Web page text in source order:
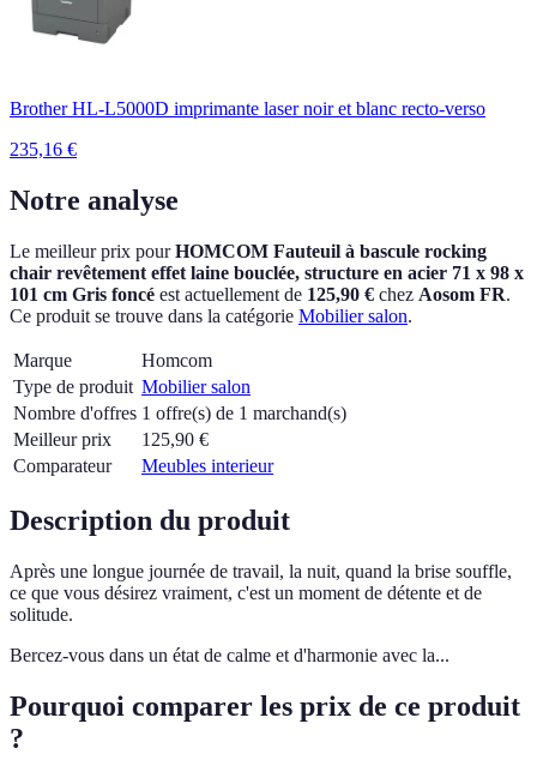
Brother HL-L5000D imprimante laser noir et blanc recto-verso
235,16 €
Notre analyse
Le meilleur prix pourHOMCOM Fauteuil à bascule rocking
chair revêtement effet laine bouclée, structure en acier 71 x 98 x
101 cm Gris foncé est actuellement de 125,90 € chez Aosom FR.
Ce produit se trouve dans la catégorie Mobilier salon.
Marque
Homcom
Type de produit Mobilier salon
Nombre d'offres 1 offre(s) de 1 marchand(s)
Meilleur prix
125,90 €
Comparateur
Meubles interieur
Description du produit
Après une longue journée de travail, la nuit, quand la brise souffle,
ce que vous désirez vraiment, c'est un moment de détente et de
solitude.
Bercez-vous dans un état de calme et d'harmonie avec la...
Pourquoi comparer les prix de ce produit
?